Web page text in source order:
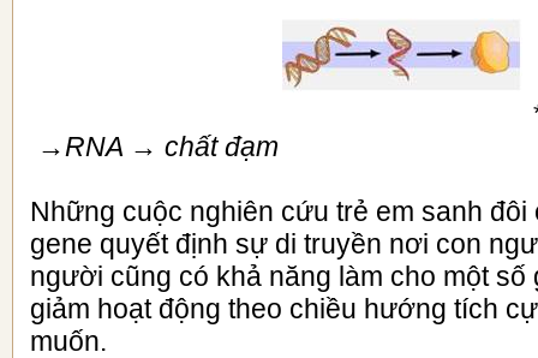
→RNA → chất đạm
Những cuộc nghiên cứu trẻ em sanh đôi
gene quyết định sự di truyền nơi con
người cũng có khả năng làm cho một số
giảm hoạt động theo chiều hướng tích
muốn.